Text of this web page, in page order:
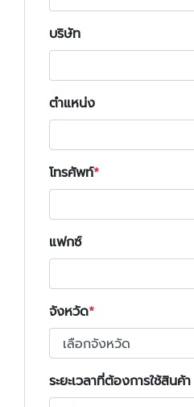
บริษัท
ตำแหน่ง
โทรศัพท์
แฟกซ์
จังหวัด
ระยะเวลาที่ต้องการใช้สินค้า